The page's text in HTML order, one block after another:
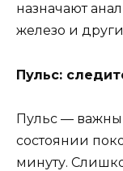
назначают
железо и
Пульс:
Пульс —
состоянии
минуту.